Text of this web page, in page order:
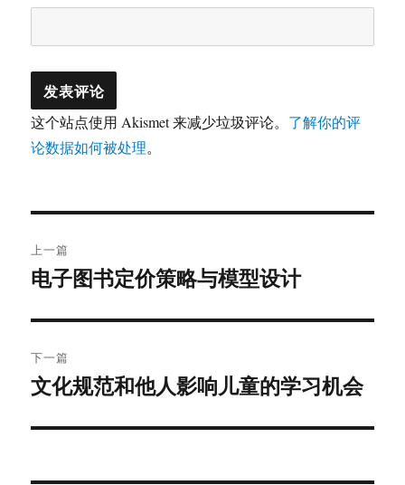
这个站点使用 Akismet 来减少垃圾评论。 了解你的评
论数据如何被处理。
章
航
上一篇
上
文
章：
电子图书定价策略与模型设计
下一篇
下
文
文化规范和他人影响儿童的学习机会